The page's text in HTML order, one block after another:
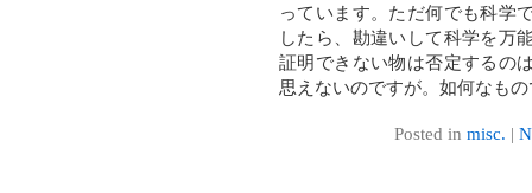
っています。ただ何でも科学
したら、勘違いして科学を万
証明できない物は否定するの
思えないのですが。如何なも
Posted in misc. |